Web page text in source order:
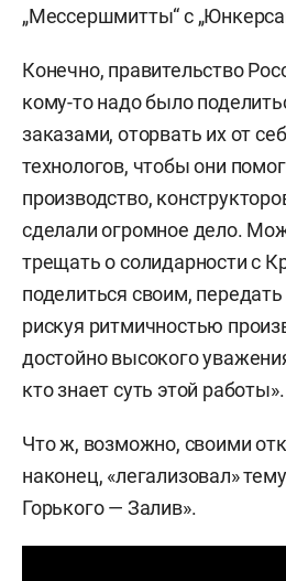
„Мессершмитты“ с
Конечно, правительство
кому-то надо было
заказами, оторвать их от
технологов, чтобы они
производство,
сделали огромное дело.
трещать о солидарности с
поделиться своим,
рискуя ритмичностью
достойно высокого
кто знает суть этой работы».
Что ж, возможно, своими
наконец, «легализовал»
Горького — Залив».